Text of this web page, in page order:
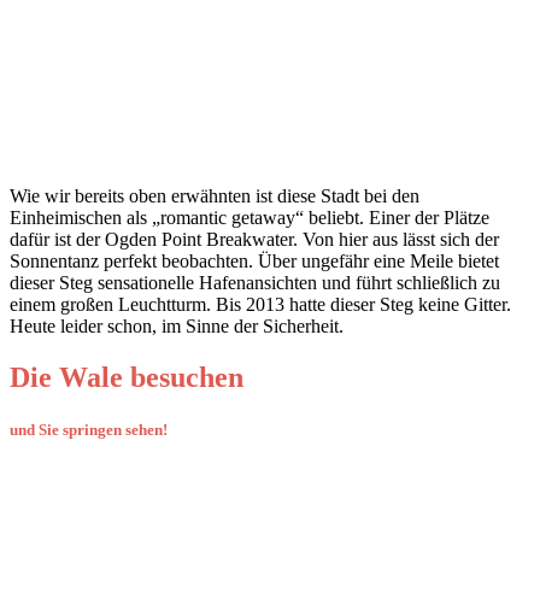
Wie wir bereits oben erwähnten ist diese Stadt bei den
Einheimischen als „romantic getaway“ beliebt. Einer der Plätze
dafür ist der Ogden Point Breakwater. Von hier aus lässt sich der
Sonnentanz perfekt beobachten. Über ungefähr eine Meile bietet
dieser Steg sensationelle Hafenansichten und führt schließlich zu
einem großen Leuchtturm. Bis 2013 hatte dieser Steg keine Gitter.
Heute leider schon, im Sinne der Sicherheit.
Die Wale besuchen
und Sie springen sehen!